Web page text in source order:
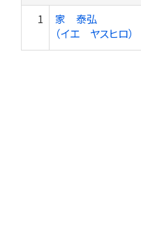
1
家 泰弘
（イエ ヤスヒロ）